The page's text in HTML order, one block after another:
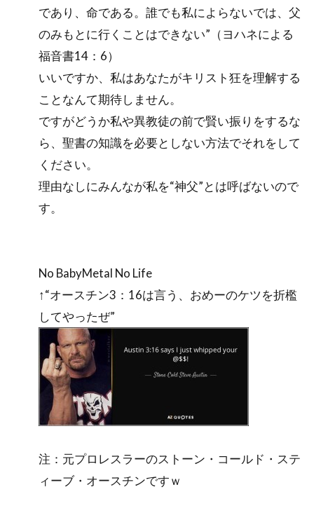
であり、命である。誰でも私によらないでは、父
のみもとに行くことはできない”（ヨハネによる
福音書14：6）
いいですか、私はあなたがキリスト狂を理解する
ことなんて期待しません。
ですがどうか私や異教徒の前で賢い振りをするな
ら、聖書の知識を必要としない方法でそれをして
ください。
理由なしにみんなが私を“神父”とは呼ばないので
す。
No BabyMetal No Life
↑“オースチン3：16は言う、おめーのケツを折檻
してやったぜ”
注：元プロレスラーのストーン・コールド・ステ
ィーブ・オースチンですｗ